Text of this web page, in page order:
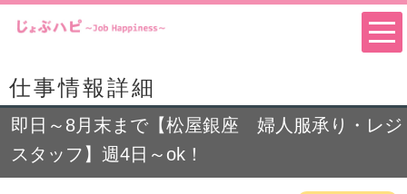
仕事情報詳細
即日～8月末まで【松屋銀座 婦人服承り・レジ
スタッフ】週4日～ok！